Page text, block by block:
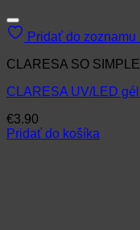
Pridať do zoznamu
CLARESA SO SIMPLE
CLARESA UV/LED
€3.90
Pridať do košíka